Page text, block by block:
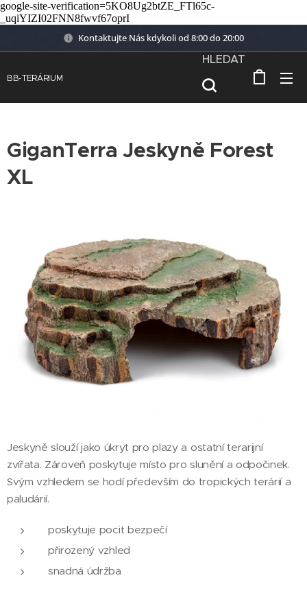
google-site-verification=5KO8Ug2btZE_FTl65c-
_uqiYIZI02FNN8fwvf67oprI
Kontaktujte Nás kdykoli od 8:00 do 20:00
BB-TERÁRIUM
HLEDAT
GiganTerra Jeskyně Forest
XL
Jeskyně slouží jako úkryt pro plazy a ostatní terarijní
zvířata. Zároveň poskytuje místo pro slunění a odpočinek.
Svým vzhledem se hodí především do tropických terárií a
paludárií.
poskytuje pocit bezpečí
přirozený vzhled
snadná údržba